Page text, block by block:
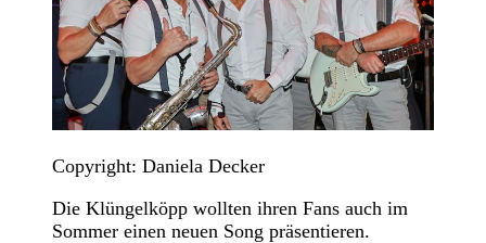
Copyright: Daniela Decker
Die Klüngelköpp wollten ihren Fans auch im
Sommer einen neuen Song präsentieren.